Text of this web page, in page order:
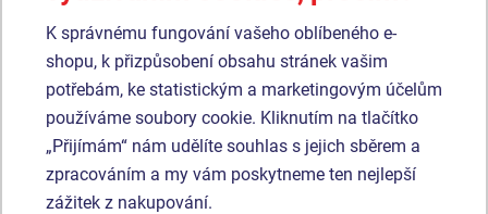
Podobnézboží
Produkt - WS-8003K-15
Street workoutová
sestava - celokovová
Produkt - WS-8007K-15
Street workoutová
sestava - celokovová
K správnému fungování vašeho oblíbeného e-
shopu, k přizpůsobení obsahu stránek vašim
potřebám, ke statistickým a marketingovým účelům
používáme soubory cookie. Kliknutím na tlačítko
„Přijímám“ nám udělíte souhlas s jejich sběrem a
zpracováním a my vám poskytneme ten nejlepší
zážitek z nakupování.